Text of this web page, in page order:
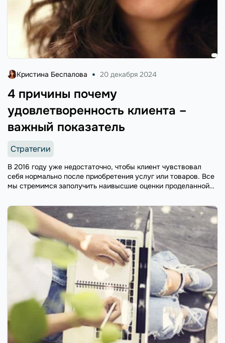
4 причины почему
удовлетворенность клиента –
важный показатель
Кристина Беспалова 20 декабря 2024
Стратегии
В 2016 году уже недостаточно, чтобы клиент чувствовал
себя нормально после приобретения услуг или товаров. Все
мы стремимся заполучить наивысшие оценки проделанной
делятся своим опытом по использованию ...